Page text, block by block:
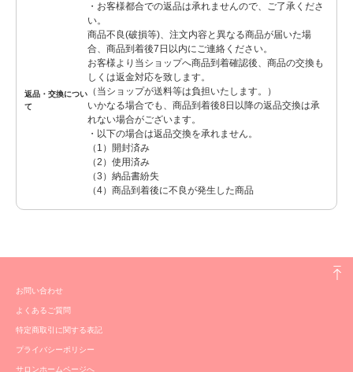
返品・交換につい
て
・お客様都合での返品は承れませんので、ご了承くださ
い。
商品不良(破損等)、注文内容と異なる商品が届いた場
合、商品到着後7日以内にご連絡ください。
お客様より当ショップへ商品到着確認後、商品の交換も
しくは返金対応を致します。
（当ショップが送料等は負担いたします。）
いかなる場合でも、商品到着後8日以降の返品交換は承
れない場合がございます。
・以下の場合は返品交換を承れません。
（1）開封済み
（2）使用済み
（3）納品書紛失
（4）商品到着後に不良が発生した商品
お問い合わせ
よくあるご質問
特定商取引に関する表記
プライバシーポリシー
サロンホームページへ